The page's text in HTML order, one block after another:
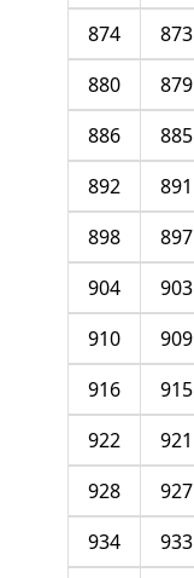
873
874
879
880
885
886
891
892
897
898
903
904
909
910
915
916
921
922
927
928
933
934